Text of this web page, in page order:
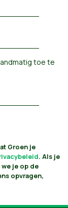
toe te
Groen je
. Als je
je op de
opvragen,